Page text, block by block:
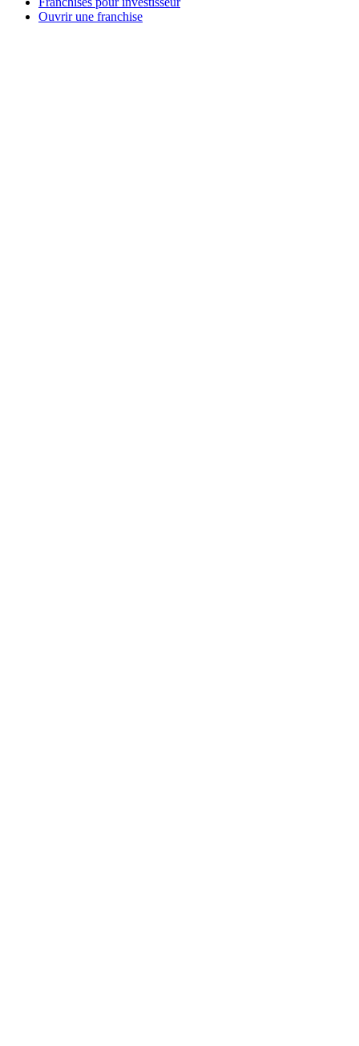
Ouvrir une franchise